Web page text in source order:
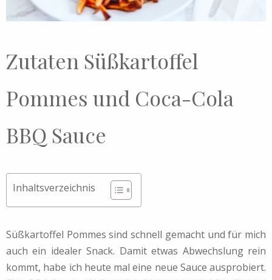
Zutaten Süßkartoffel
Pommes und Coca-Cola
BBQ Sauce
Inhaltsverzeichnis
Süßkartoffel Pommes sind schnell gemacht und für mich
auch ein idealer Snack. Damit etwas Abwechslung rein
kommt, habe ich heute mal eine neue Sauce ausprobiert.